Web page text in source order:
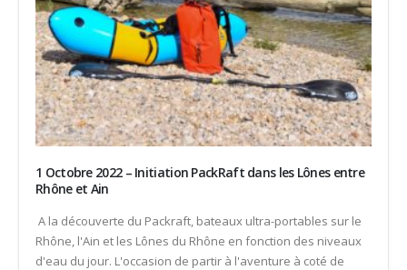
1 Octobre 2022 – Initiation PackRaft dans les Lônes entre
Rhône et Ain
A la découverte du Packraft, bateaux ultra-portables sur le
Rhône, l'Ain et les Lônes du Rhône en fonction des niveaux
d'eau du jour. L'occasion de partir à l'aventure à coté de